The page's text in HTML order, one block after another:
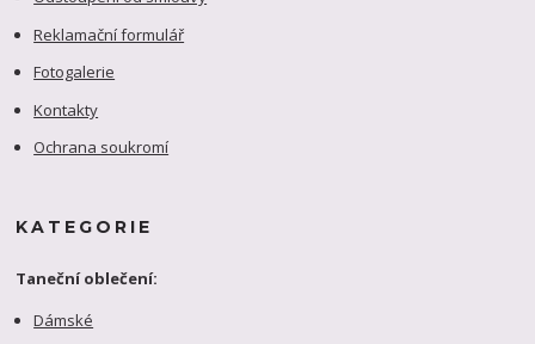
Reklamační formulář
Fotogalerie
Kontakty
Ochrana soukromí
KATEGORIE
Taneční oblečení:
Dámské